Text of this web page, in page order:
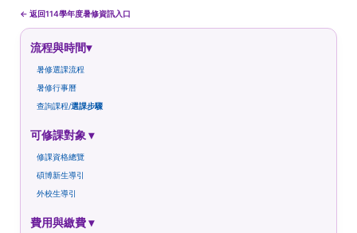
← 返回114學年度暑修資訊入口
流程與時間▾
暑修選課流程
暑修行事曆
查詢課程/選課步驟
可修課對象 ▾
修課資格總覽
碩博新生導引
外校生導引
費用與繳費 ▾